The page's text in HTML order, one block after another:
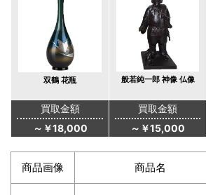
双鶴 花瓶 般若純一郎 神像 仏像
買取金額
～￥18,000
買取金額
～￥15,000
商品画像 商品名